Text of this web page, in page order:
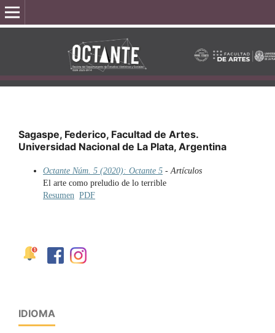
Sagaspe, Federico, Facultad de Artes.
Universidad Nacional de La Plata, Argentina
Octante Núm. 5 (2020): Octante 5 - Artículos
El arte como preludio de lo terrible
Resumen PDF
IDIOMA